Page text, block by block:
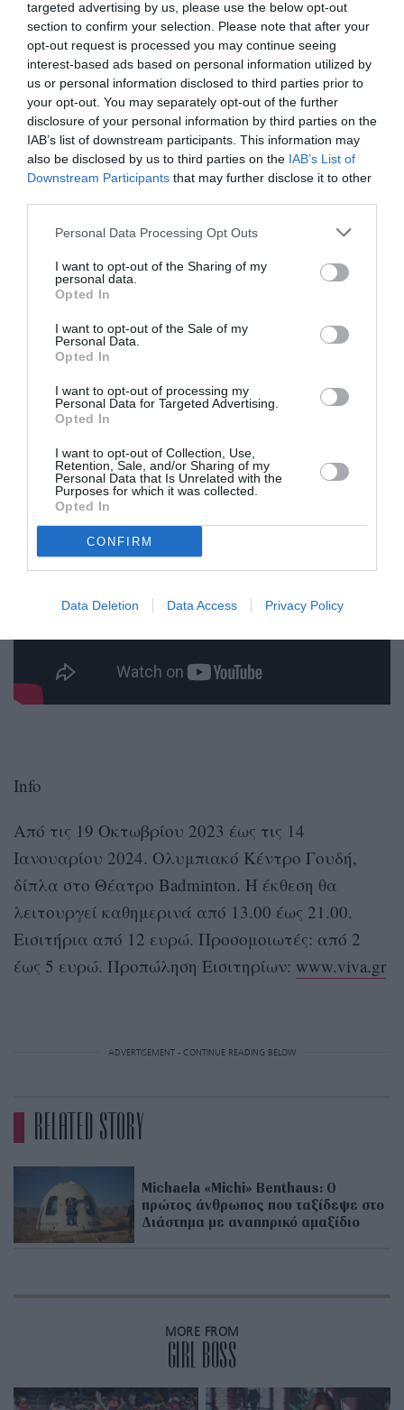
targeted advertising by us, please use the below opt-out
section to confirm your selection. Please note that after your
opt-out request is processed you may continue seeing
interest-based ads based on personal information utilized by
us or personal information disclosed to third parties prior to
your opt-out. You may separately opt-out of the further
disclosure of your personal information by third parties on the
IAB’s list of downstream participants. This information may
also be disclosed by us to third parties on the IAB’s List of
Downstream Participants that may further disclose it to other
Personal Data Processing Opt Outs
I want to opt-out of the Sharing of my
personal data.
Opted In
I want to opt-out of the Sale of my
Personal Data.
Opted In
I want to opt-out of processing my
Personal Data for Targeted Advertising.
Opted In
I want to opt-out of Collection, Use,
Retention, Sale, and/or Sharing of my
Personal Data that Is Unrelated with the
Purposes for which it was collected.
Opted In
CONFIRM
Data Deletion Data Access Privacy Policy
και προσανατολισμού στο χώρο ή την
προσγείωση με το διαστημικό λεωφορείο κατά
την επιστροφή από μια αποστολή. Επιπλέον, μια
νέαISS VR Platformυποδέχεται τους
επισκέπτες μέσα στον Διεθνή Διαστημικό
Σταθμό.
Διεθνής Διαστημικός Σταθμός; Πώς είναι η ζωή
των αστροναυτών στο Διάστημα; Πώς είναι
σχεδιασμένη η τουαλέτα του Διεθνούς
Διαστημικού Σταθμού; Πώς κοιμούνται οι
αστροναύτες στο Διάστημα;
Δείτε ένα σύντομο βίντεο της έκθεσης:
Info
Από τις 19 Οκτωβρίου 2023 έως τις 14
Ιανουαρίου 2024. Ολυμπιακό Κέντρο Γουδή,
δίπλα στο Θέατρο Badminton. Η έκθεση θα
λειτουργεί καθημερινά από 13.00 έως 21.00.
Εισιτήρια από 12 ευρώ. Προσομοιωτές: από 2
έως 5 ευρώ. Προπώληση Εισιτηρίων: www.viva.gr
ADVERTISEMENT - CONTINUE READING BELOW
RELATED STORY
Michaela «Michi» Benthaus: Ο
πρώτος άνθρωπος που ταξίδεψε στο
Διάστημα με αναπηρικό αμαξίδιο
MORE FROM
GIRL BOSS